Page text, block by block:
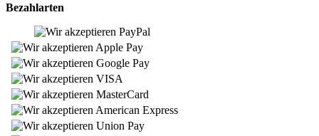
Bezahlarten